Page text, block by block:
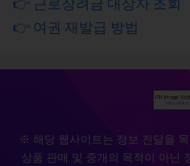
👉 근로장려금 대상자 조회
👉 여권 재발급 방법
※ 해당 웹사이트는 정보 전달을
상품 판매 및 중개의 목적이 아닌